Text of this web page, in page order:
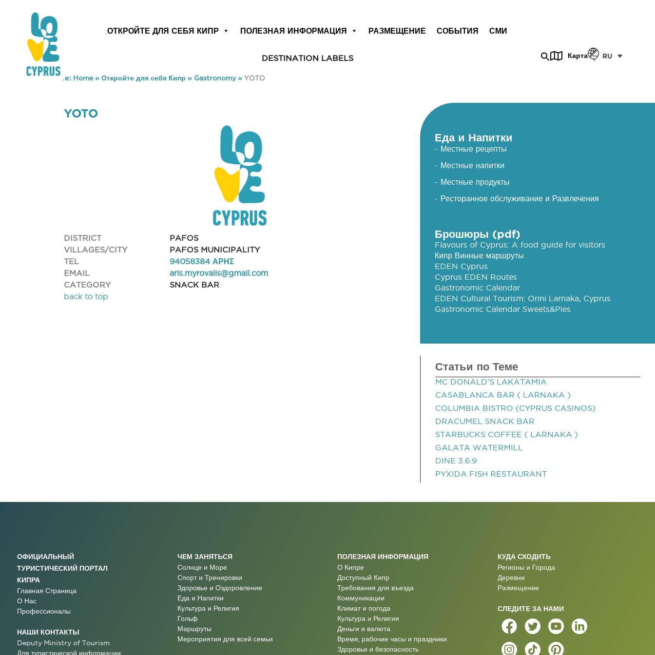
ОТКРОЙТЕ ДЛЯ СЕБЯ КИПР ПОЛЕЗНАЯ ИНФОРМАЦИЯ РАЗМЕЩЕНИЕ СОБЫТИЯ СМИ
DESTINATION LABELS Карта RU
You are here: Home» Откройте для себя Кипр » Gastronomy» YOTO
YOTO
DISTRICT
PAFOS
VILLAGES/CITY
PAFOS MUNICIPALITY
TEL
94058384 ΑΡΗΣ
EMAIL
aris.myrovalis@gmail.com
CATEGORY
SNACK BAR
back to top
Еда и Напитки
- Местные рецепты
- Местные напитки
- Местные продукты
- Ресторанное обслуживание и Развлечения
Брошюры (pdf)
Flavours of Cyprus: A food guide for visitors
Кипр Винные маршруты
EDEN Cyprus
Cyprus EDEN Routes
Gastronomic Calendar
EDEN Cultural Tourism: Orini Larnaka, Cyprus
Gastronomic Calendar Sweets&Pies
Статьи по Теме
MC DONALD'S LAKATAMIA
CASABLANCA BAR ( LARNAKA )
COLUMBIA BISTRO (CYPRUS CASINOS)
DRACUMEL SNACK BAR
STARBUCKS COFFEE ( LARNAKA )
GALATA WATERMILL
DINE 3.6.9
PYXIDA FISH RESTAURANT
ОФИЦИАЛЬНЫЙ
ТУРИСТИЧЕСКИЙ ПОРТАЛ
КИПРА
Главная Страница
О Нас
Профессионалы
НАШИ КОНТАКТЫ
Deputy Ministry of Tourism
Для туристической информации:
ЧЕМ ЗАНЯТЬСЯ
Солнце и Море
Спорт и Тренировки
Здоровье и Оздоровление
Еда и Напитки
Культура и Религия
Гольф
Маршруты
Мероприятия для всей семьи
ПОЛЕЗНАЯ ИНФОРМАЦИЯ
О Кипре
Доступный Кипр
Требования для въезда
Коммуникации
Климат и погода
Культура и Религия
Деньги и валюта
Время, рабочие часы и праздники
Здоровье и безопасность
КУДА СХОДИТЬ
Регионы и Города
Деревни
Размещение
СЛЕДИТЕ ЗА НАМИ